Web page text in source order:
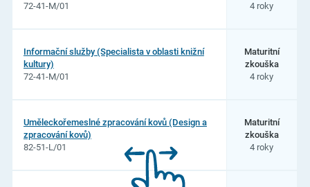
72-41-M/01
4 roky
Informační služby (Specialista v oblasti knižní
kultury)
72-41-M/01
Maturitní
zkouška
4 roky
Uměleckořemeslné zpracování kovů (Design a
zpracování kovů)
82-51-L/01
Maturitní
zkouška
4 roky